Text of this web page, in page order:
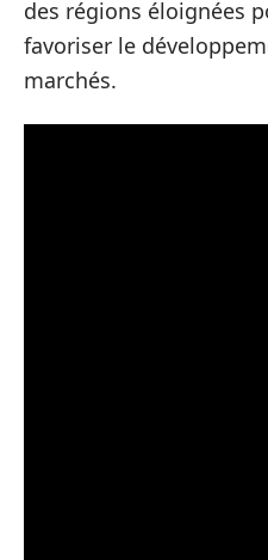
des régions éloignées
favoriser le
marchés.